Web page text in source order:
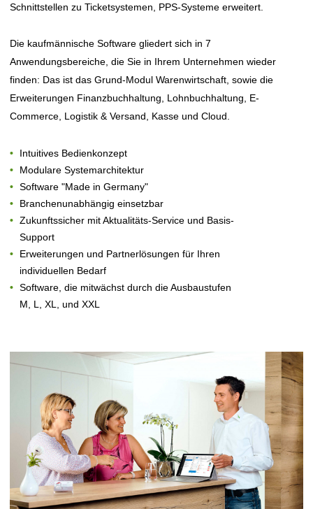
Schnittstellen zu Ticketsystemen, PPS-Systeme erweitert.
Die kaufmännische Software gliedert sich in 7
Anwendungsbereiche, die Sie in Ihrem Unternehmen wieder
finden: Das ist das Grund-Modul Warenwirtschaft, sowie die
Erweiterungen Finanzbuchhaltung, Lohnbuchhaltung, E-
Commerce, Logistik & Versand, Kasse und Cloud.
Intuitives Bedienkonzept
Modulare Systemarchitektur
Software "Made in Germany"
Branchenunabhängig einsetzbar
Zukunftssicher mit Aktualitäts-Service und Basis-
Support
Erweiterungen und Partnerlösungen für Ihren
individuellen Bedarf
Software, die mitwächst durch die Ausbaustufen
M, L, XL, und XXL